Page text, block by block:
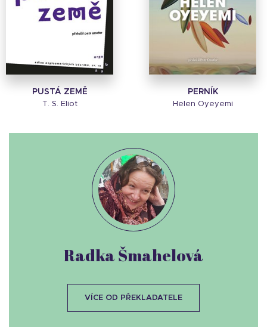
PUSTÁ ZEMĚ
T. S. Eliot
PERNÍK
Helen Oyeyemi
Radka Šmahelová
VÍCE OD PŘEKLADATELE